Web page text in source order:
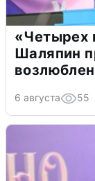
«Четырех
Шаляпин
6 августа 55